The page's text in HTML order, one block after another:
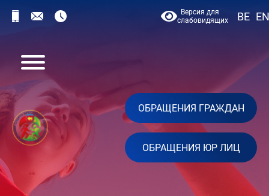
Версия для
слабовидящих
BE EN
ОБРАЩЕНИЯ ГРАЖДАН
ОБРАЩЕНИЯ ЮР ЛИЦ